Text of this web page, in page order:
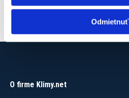
Odmietnuť
O firme Klimy.net